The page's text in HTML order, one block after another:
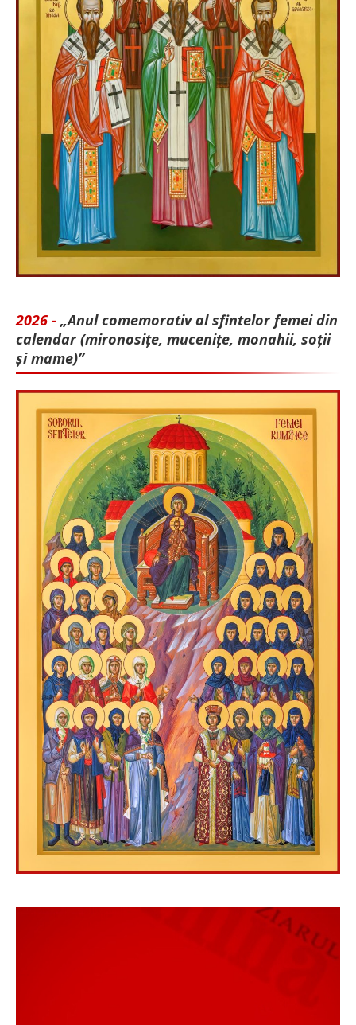
2026 - „Anul comemorativ al sfintelor femei din
calendar (mironosițe, mu­cenițe, monahii, soții
și mame)”